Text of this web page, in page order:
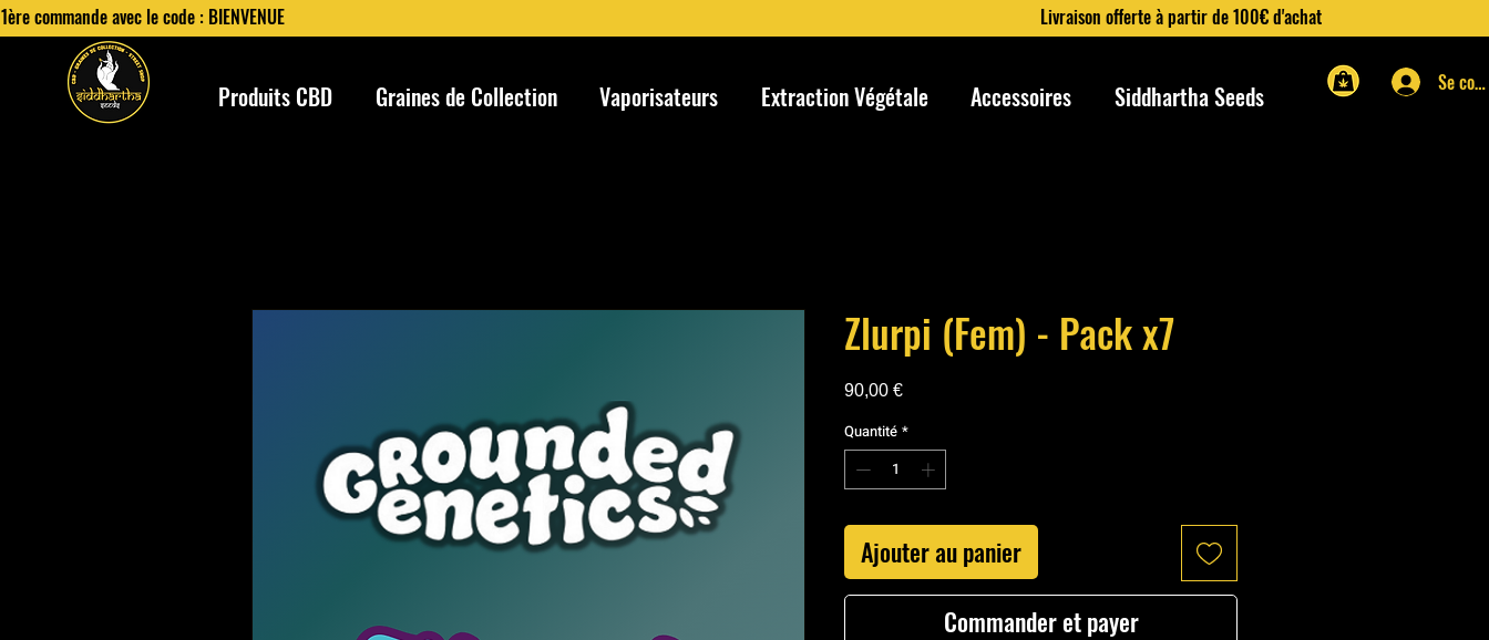
commande avec le code : BIENVENUE Livraison offerte à partir de 100€ d'achat
Produits CBD Graines de Collection Vaporisateurs Extraction Végétale Accessoires Siddhartha Seeds Se
Zlurpi (Fem) - Pack x7
90,00 €Prix
Quantité *
Ajouter au panier
Commander et payer